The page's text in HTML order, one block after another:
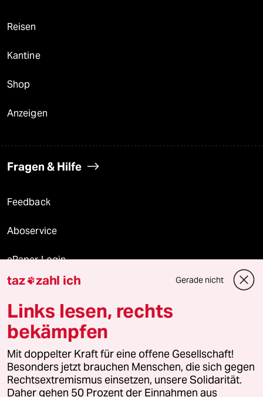
Reisen
Kantine
Shop
Anzeigen
Fragen & Hilfe
Feedback
Aboservice
ePaper Login
Downloads für Abonnierende
© 2026 taz Verlags und Vertriebs GmbH
Alle Rechte vorbehalten. Bei rechtlichen Fragen oder für Genehmigungen
wenden Sie sich bitte an lizenzen@taz.de
taz zahl ich Gerade nicht
Links lesen, rechts
bekämpfen
Mit doppelter Kraft für eine offene Gesellschaft!
Besonders jetzt brauchen Menschen, die sich gegen
Rechtsextremismus einsetzen, unsere Solidarität.
Daher gehen 50 Prozent der Einnahmen aus